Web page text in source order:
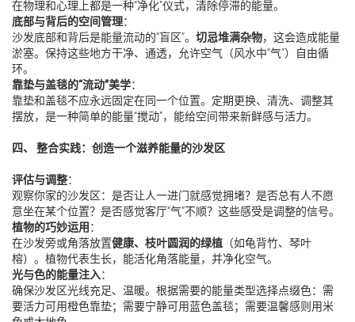
在物理和心理上都是一种“净化”仪式，清除停滞的能量。
底部与背后的空间管理：
沙发底部和背后是能量流动的“盲区”。 切忌堆满杂物，这会造成能量
淤塞。保持这些地方干净、通透，允许空气（风水中“气”）自由循
环。
靠垫与盖毯的“流动”美学：
靠垫和盖毯不应永远固定在同一个位置。定期更换、清洗、调整其
摆放，是一种简单的能量“搅动”，能给空间带来新鲜感与活力。
四、 整合实践：创造一个滋养能量的沙发区
评估与调整：
观察你家的沙发区：是否让人一进门就感觉拥堵？是否总有人不愿
意坐在某个位置？是否感觉客厅“气”不顺？这些感受是调整的信号。
植物的巧妙运用 ：
在沙发旁或角落放置健康、枝叶圆润的绿植 （如龟背竹、琴叶
榕）。植物代表生长，能活化角落能量，并净化空气。
光与色的能量注入：
确保沙发区光线充足、温暖。根据需要的能量类型选择点缀色：需
要活力可用橙色靠垫；需要宁静可用蓝色盖毯；需要温馨感则用米